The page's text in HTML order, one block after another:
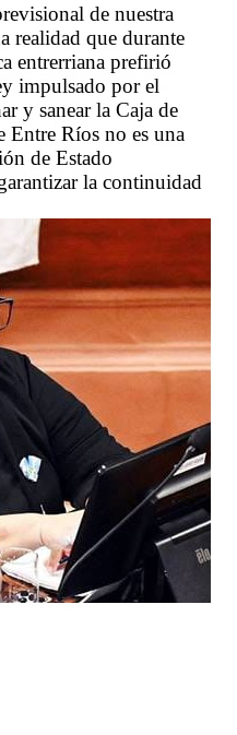
de nuestra
realidad que durante
entrerriana prefirió
impulsado por el
y sanear la Caja de
Entre Ríos no es una
de Estado
la continuidad